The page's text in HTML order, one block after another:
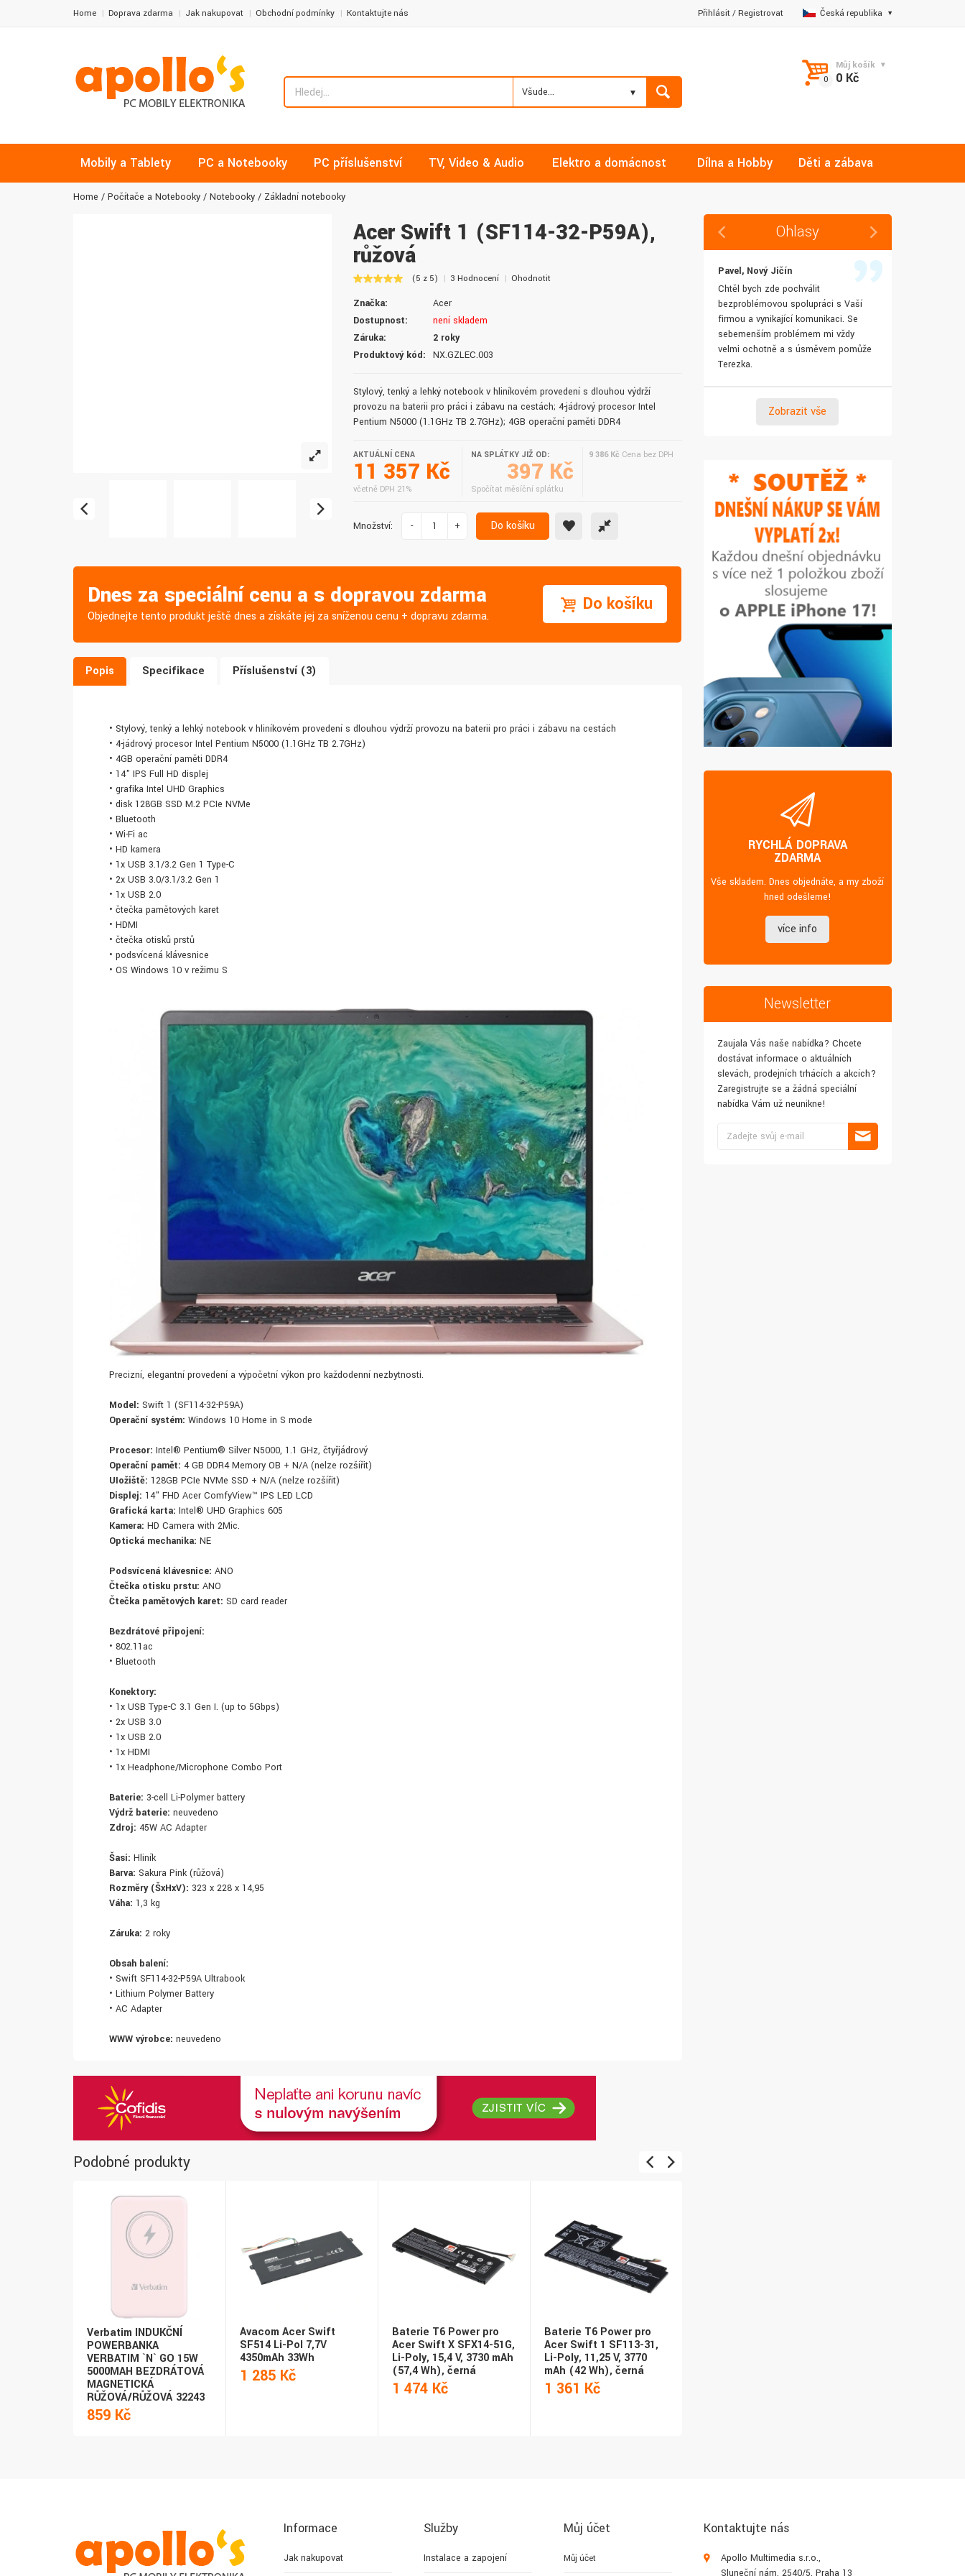
Home Doprava zdarma Jak nakupovat Obchodní podmínky Kontaktujte nás Česká republika
Přihlásit/Registrovat
Všude...
Můj košík
0 Kč
Mobily a Tablety PC a Notebooky PC příslušenství TV, Video & Audio Elektro a domácnost Dílna a Hobby Děti a zábava
Home Počítače a Notebooky Notebooky Základní notebooky
Acer Swift 1 (SF114-32-P59A),
růžová
(5 z 5) 3 Hodnocení Ohodnotit
Značka:
Acer
Dostupnost:
není skladem
Záruka:
2 roky
Produktový kód:
NX.GZLEC.003
Stylový, tenký a lehký notebook v hliníkovém provedení s dlouhou výdrží
provozu na baterii pro práci i zábavu na cestách; 4-jádrový procesor Intel
Pentium N5000 (1.1GHz TB 2.7GHz); 4GB operační paměti DDR4
AKTUÁLNÍ CENA
11 357 Kč
včetně DPH 21%
NA SPLÁTKY JIŽ OD:
397 Kč
Spočítat měsíční splátku
9 386 Kč Cena bez DPH
Množství: - + Do košíku
Dnes za speciální cenu a s dopravou zdarma
Objednejte tento produkt ještě dnes a získáte jej za sníženou cenu + dopravu zdarma.
Do košíku
Popis Specifikace Příslušenství (3)
• Stylový, tenký a lehký notebook v hliníkovém provedení s dlouhou výdrží provozu na baterii pro práci i zábavu na cestách
• 4-jádrový procesor Intel Pentium N5000 (1.1GHz TB 2.7GHz)
• 4GB operační paměti DDR4
• 14" IPS Full HD displej
• grafika Intel UHD Graphics
• disk 128GB SSD M.2 PCIe NVMe
• Bluetooth
• Wi-Fi ac
• HD kamera
• 1x USB 3.1/3.2 Gen 1 Type-C
• 2x USB 3.0/3.1/3.2 Gen 1
• 1x USB 2.0
• čtečka paměťových karet
• HDMI
• čtečka otisků prstů
• podsvícená klávesnice
• OS Windows 10 v režimu S
Precizní, elegantní provedení a výpočetní výkon pro každodenní nezbytnosti.
Model: Swift 1 (SF114-32-P59A)
Operační systém: Windows 10 Home in S mode
Procesor: Intel® Pentium® Silver N5000, 1.1 GHz, čtyřjádrový
Operační paměť: 4 GB DDR4 Memory OB + N/A (nelze rozšířit)
UIožiště: 128GB PCIe NVMe SSD + N/A (nelze rozšířit)
Displej: 14" FHD Acer ComfyView™ IPS LED LCD
Grafická karta: Intel® UHD Graphics 605
Kamera: HD Camera with 2Mic.
Optická mechanika: NE
Podsvícená klávesnice: ANO
Čtečka otisku prstu: ANO
Čtečka paměťových karet: SD card reader
Bezdrátové připojení:
• 802.11ac
• Bluetooth
Konektory:
• 1x USB Type-C 3.1 Gen I. (up to 5Gbps)
• 2x USB 3.0
• 1x USB 2.0
• 1x HDMI
• 1x Headphone/Microphone Combo Port
Baterie: 3-cell Li-Polymer battery
Výdrž baterie: neuvedeno
Zdroj: 45W AC Adapter
Šasi: Hliník
Barva: Sakura Pink (růžová)
Rozměry (ŠxHxV): 323 x 228 x 14,95
Váha: 1,3 kg
Záruka: 2 roky
Obsah balení:
• Swift SF114-32-P59A Ultrabook
• Lithium Polymer Battery
• AC Adapter
WWW výrobce: neuvedeno
Podobné produkty
Verbatim INDUKČNÍ
POWERBANKA
VERBATIM `N` GO 15W
5000MAH BEZDRÁTOVÁ
MAGNETICKÁ
RŮŽOVÁ/RŮŽOVÁ 32243
859 Kč
Avacom Acer Swift
SF514 Li-Pol 7,7V
4350mAh 33Wh
1 285 Kč
Baterie T6 Power pro
Acer Swift X SFX14-51G,
Li-Poly, 15,4 V, 3730 mAh
(57,4 Wh), černá
1 474 Kč
Baterie T6 Power pro
Acer Swift 1 SF113-31,
Li-Poly, 11,25 V, 3770
mAh (42 Wh), černá
1 361 Kč
Ohlasy
Milan, Mělník
vždy v pořádku. Vše skladem a za
normální ceny. Třešničkou na dortu je
doručení do druhého dne.
Pavel, Nový Jičín
Chtěl bych zde pochválit
bezproblémovou spolupráci s Vaší
firmou a vynikající komunikaci. Se
sebemenším problémem mi vždy
velmi ochotně a s úsměvem pomůže
Terezka.
Zobrazit vše
RYCHLÁ DOPRAVA
ZDARMA
Vše skladem. Dnes objednáte, a my zboží
hned odešleme!
více info
Newsletter
Zaujala Vás naše nabídka? Chcete
dostávat informace o aktuálních
slevách, prodejních trhácích a akcích?
Zaregistrujte se a žádná speciální
nabídka Vám už neunikne!
Informace
Jak nakupovat
Služby
Instalace a zapojení
Můj účet
Můj účet
Kontaktujte nás
Apollo Multimedia s.r.o.,
Sluneční nám. 2540/5, Praha 13